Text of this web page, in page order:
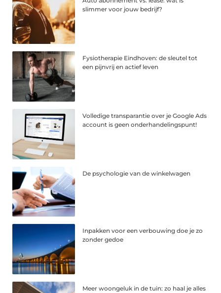
slimmer voor jouw bedrijf?
Fysiotherapie Eindhoven: de sleutel tot
een pijnvrij en actief leven
Volledige transparantie over je Google Ads
account is geen onderhandelingspunt!
De psychologie van de winkelwagen
Inpakken voor een verbouwing doe je zo
zonder gedoe
Meer woongeluk in de tuin: zo haal je alles